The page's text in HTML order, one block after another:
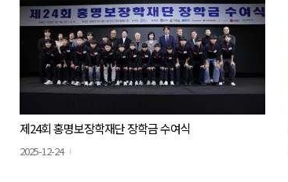
제24회 홍명보장학재단 장학금 수여식
2025-12-24